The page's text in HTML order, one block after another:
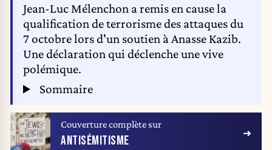
Jean-Luc Mélenchon a remis en cause la
qualification de terrorisme des attaques du
7 octobre lors d'un soutien à Anasse Kazib.
Une déclaration qui déclenche une vive
polémique.
Sommaire
Couverture complète sur
ANTISÉMITISME